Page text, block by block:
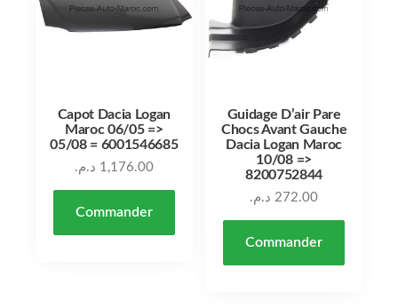
Capot Dacia Logan
Maroc 06/05 =>
05/08 = 6001546685
1,176.00 د.م.
Commander
Guidage D’air Pare
Chocs Avant Gauche
Dacia Logan Maroc
10/08 =>
8200752844
272.00 د.م.
Commander